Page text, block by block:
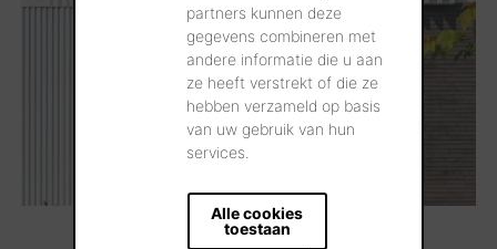
partners kunnen deze
gegevens combineren met
andere informatie die u aan
ze heeft verstrekt of die ze
hebben verzameld op basis
van uw gebruik van hun
services.
Alle cookies
toestaan